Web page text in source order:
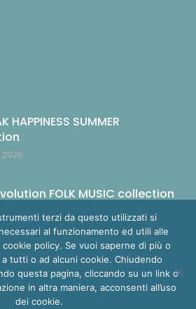
2026
HAPPINESS SUMMER
FOLK MUSIC collection
Nails. All Rights Reserved.
terzi da questo utilizzati si
al funzionamento ed utili alle
policy. Se vuoi saperne di più o
tutti o ad alcuni cookie. Chiudendo
questa pagina, cliccando su un link o
in altra maniera, acconsenti all’uso
dei cookie.